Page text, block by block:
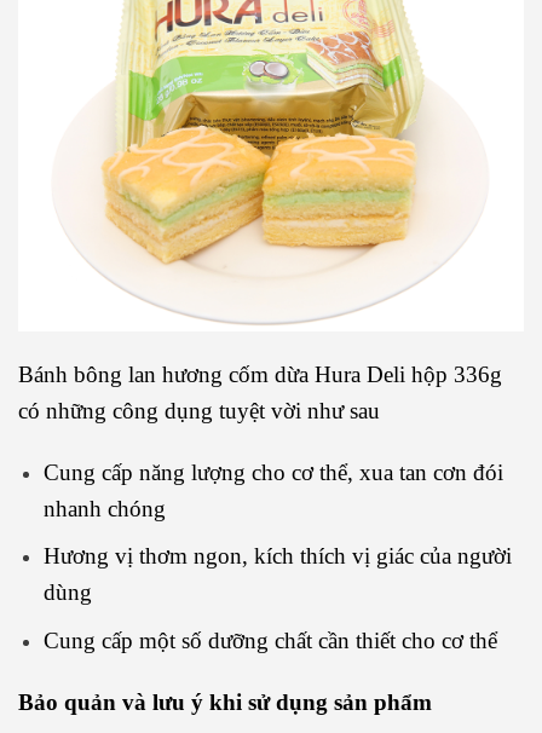
Bánh bông lan hương cốm dừa Hura Deli hộp 336g
có những công dụng tuyệt vời như sau
Cung cấp năng lượng cho cơ thể, xua tan cơn đói
nhanh chóng
Hương vị thơm ngon, kích thích vị giác của người
dùng
Cung cấp một số dưỡng chất cần thiết cho cơ thể
Bảo quản và lưu ý khi sử dụng sản phẩm